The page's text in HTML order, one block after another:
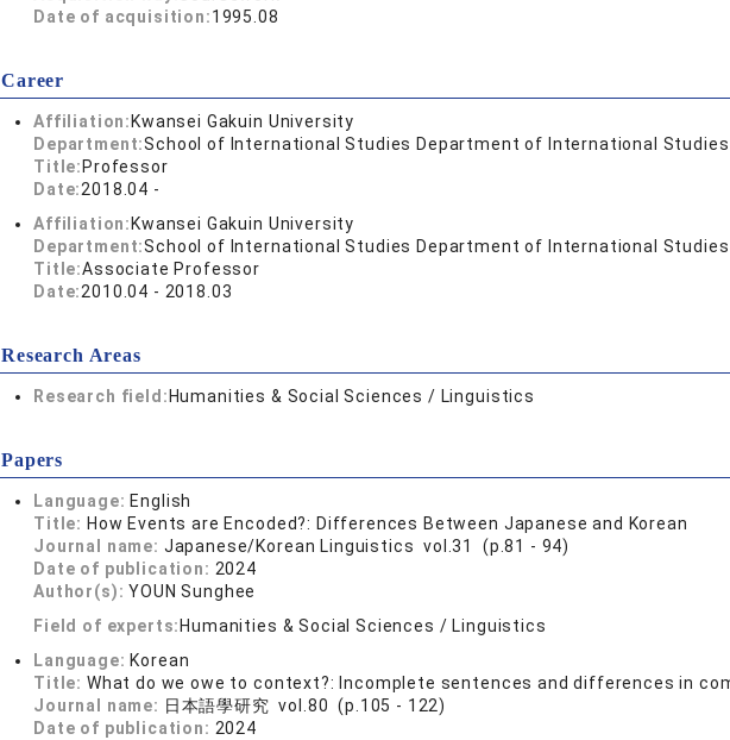
Date of acquisition:1995.08
Career
Affiliation: Kwansei Gakuin University
Department:School of International Studies Department of International Studies
Title: Professor
Date:2018.04 -
Affiliation: Kwansei Gakuin University
Department:School of International Studies Department of International Studies
Title:Associate Professor
Date:2010.04 - 2018.03
Research Areas
Research field: Humanities & Social Sciences / Linguistics
Papers
Language: English
Title: How Events are Encoded?: Differences Between Japanese and Korean
Journal name: Japanese/Korean Linguistics vol.31 (p.81 - 94)
Date of publication: 2024
Author(s):YOUN Sunghee
Field of experts: Humanities & Social Sciences / Linguistics
Language: Korean
Title: What do we owe to context?: Incomplete sentences and differences in
Journal name: 日本語學研究 vol.80 (p.105 - 122)
Date of publication: 2024